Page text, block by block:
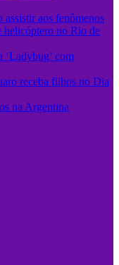
assistir aos fenômenos
helicóptero no Rio de
com
receba filhos no Dia
na Argentina